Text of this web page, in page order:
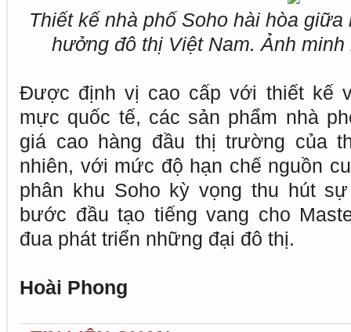
Thiết kế nhà phố Soho hài hòa
hưởng đô thị Việt Nam. Ảnh
Được định vị cao cấp với thiết kế
mực quốc tế, các sản phẩm nhà
giá cao hàng đầu thị trường của
nhiên, với mức độ hạn chế nguồn
phân khu Soho kỳ vọng thu hút
bước đầu tạo tiếng vang cho
đua phát triển những đại đô thị.
Hoài Phong